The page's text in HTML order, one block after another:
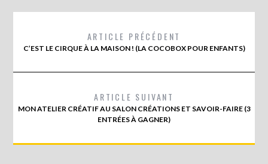
ARTICLE PRÉCÉDENT
C’EST LE CIRQUE À LA MAISON ! (LA COCOBOX POUR ENFANTS)
ARTICLE SUIVANT
MON ATELIER CRÉATIF AU SALON CRÉATIONS ET SAVOIR-FAIRE (3
ENTRÉES À GAGNER)